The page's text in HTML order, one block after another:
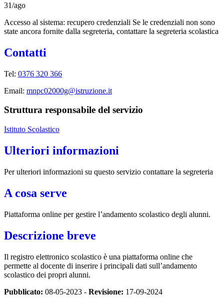
31/ago
Accesso al sistema: recupero credenziali Se le credenziali non sono
state ancora fornite dalla segreteria, contattare la segreteria scolastica
Contatti
Tel: 0376 320 366
Email: mnpc02000g@istruzione.it
Struttura responsabile del servizio
Istituto Scolastico
Ulteriori informazioni
Per ulteriori informazioni su questo servizio contattare la segreteria
A cosa serve
Piattaforma online per gestire l’andamento scolastico degli alunni.
Descrizione breve
Il registro elettronico scolastico è una piattaforma online che
permette al docente di inserire i principali dati sull’andamento
scolastico dei propri alunni.
Pubblicato: 08-05-2023 - Revisione: 17-09-2024